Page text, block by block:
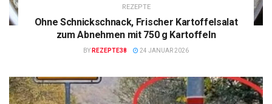
REZEPTE
Ohne Schnickschnack, Frischer Kartoffelsalat
zum Abnehmen mit 750 g Kartoffeln
BY REZEPTE38 24 JANUAR 2026